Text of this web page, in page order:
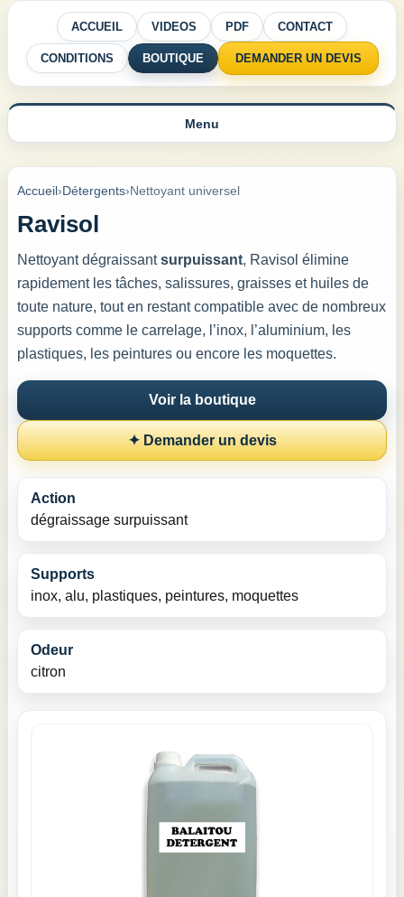
ACCUEIL VIDEOS PDF CONTACT
CONDITIONS BOUTIQUE DEMANDER UN DEVIS
Menu
Accueil›Détergents›Nettoyant universel
Ravisol
Nettoyant dégraissantsurpuissant, Ravisol élimine
rapidement les tâches, salissures, graisses et huiles de
toute nature, tout en restant compatible avec de nombreux
supports comme le carrelage, l’inox, l’aluminium, les
plastiques, les peintures ou encore les moquettes.
Voir la boutique
✦ Demander un devis
Action
dégraissage surpuissant
Supports
inox, alu, plastiques, peintures, moquettes
Odeur
citron